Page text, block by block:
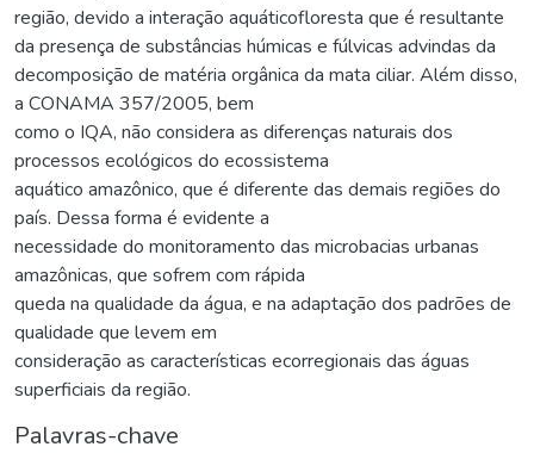
região, devido a interação aquáticofloresta que é resultante
da presença de substâncias húmicas e fúlvicas advindas da
decomposição de matéria orgânica da mata ciliar. Além disso,
a CONAMA 357/2005, bem
como o IQA, não considera as diferenças naturais dos
processos ecológicos do ecossistema
aquático amazônico, que é diferente das demais regiões do
país. Dessa forma é evidente a
necessidade do monitoramento das microbacias urbanas
amazônicas, que sofrem com rápida
queda na qualidade da água, e na adaptação dos padrões de
qualidade que levem em
consideração as características ecorregionais das águas
superficiais da região.
Palavras-chave